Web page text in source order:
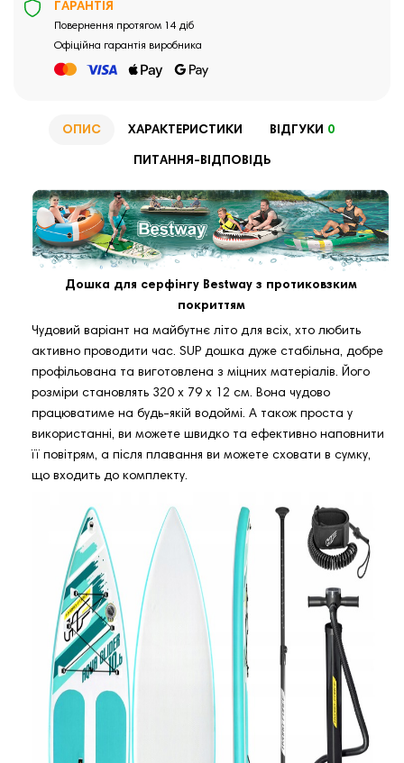
ГАРАНТІЯ
Повернення протягом 14 діб
Офіційна гарантія виробника
ОПИС ХАРАКТЕРИСТИКИ ВІДГУКИ 0
ПИТАННЯ-ВІДПОВІДЬ
Дошка для серфінгу Bestway з протиковзким
покриттям
Чудовий варіант на майбутнє літо для всіх, хто любить
активно проводити час. SUP дошка дуже стабільна, добре
профільована та виготовлена з міцних матеріалів. Його
розміри становлять 320 х 79 х 12 см. Вона чудово
працюватиме на будь-якій водоймі. А також проста у
використанні, ви можете швидко та ефективно наповнити
її повітрям, а після плавання ви можете сховати в сумку,
що входить до комплекту.